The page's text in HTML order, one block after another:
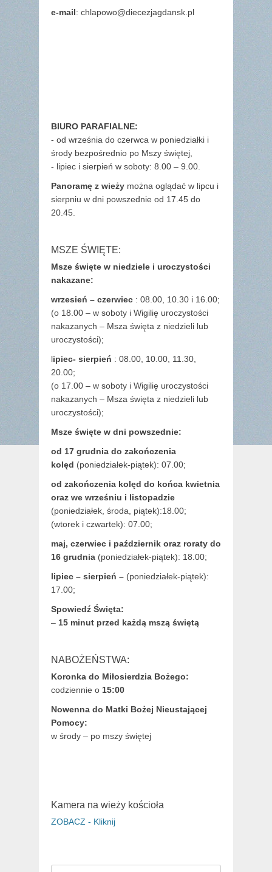
e-mail: chlapowo@diecezjagdansk.pl
BIURO PARAFIALNE:
- od września do czerwca w poniedziałki i
środy bezpośrednio po Mszy świętej,
- lipiec i sierpień w soboty: 8.00 – 9.00.
Panoramę z wieży można oglądać w lipcu i
sierpniu w dni powszednie od 17.45 do
20.45.
MSZE ŚWIĘTE:
Msze święte w niedziele i uroczystości
nakazane:
wrzesień – czerwiec : 08.00, 10.30 i 16.00;
(o 18.00 – w soboty i Wigilię uroczystości
nakazanych – Msza święta z niedzieli lub
uroczystości);
lipiec- sierpień : 08.00, 10.00, 11.30,
20.00;
(o 17.00 – w soboty i Wigilię uroczystości
nakazanych – Msza święta z niedzieli lub
uroczystości);
Msze święte w dni powszednie:
od 17 grudnia do zakończenia
kolęd (poniedziałek-piątek): 07.00;
od zakończenia kolęd do końca kwietnia
oraz we wrześniu i listopadzie
(poniedziałek, środa, piątek):18.00;
(wtorek i czwartek): 07.00;
maj, czerwiec i październik oraz roraty do
16 grudnia (poniedziałek-piątek): 18.00;
lipiec – sierpień – (poniedziałek-piątek):
17.00;
Spowiedź Święta:
– 15 minut przed każdą mszą świętą
NABOŻEŃSTWA:
Koronka do Miłosierdzia Bożego:
codziennie o 15:00
Nowenna do Matki Bożej Nieustającej
Pomocy:
w środy – po mszy świętej
Kamera na wieży kościoła
ZOBACZ - Kliknij